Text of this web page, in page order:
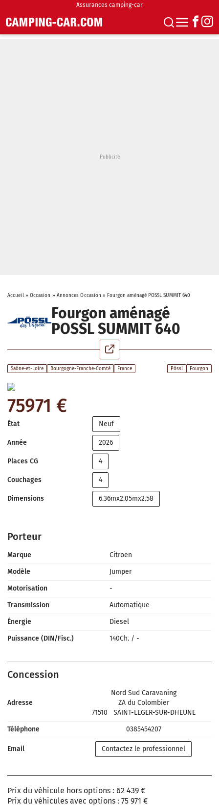
Assurances camping-car
Accueil» Occasion » Annonces Occasion » Fourgon aménagé POSSL SUMMIT 640
Fourgon aménagé
POSSL SUMMIT 640
Saône-et-Loire Bourgogne-Franche-Comté France Pössl Fourgon
75971 €
État Neuf
Année 2026
Places CG 4
Couchages 4
Dimensions 6.36mx2.05mx2.58
Porteur
Marque
Citroën
Modèle
Jumper
Motorisation
-
Transmission
Automatique
Énergie
Diesel
Puissance (DIN/Fisc.)
140Ch. / -
Concession
Adresse
Nord Sud Caravaning
ZA du Colombier
71510
SAINT-LEGER-SUR-DHEUNE
Téléphone
0385454207
Email Contactez le professionnel
Prix du véhicule hors options : 62 439 €
Prix du véhicules avec options : 75 971 €